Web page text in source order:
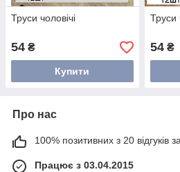
Труси чоловічі
54 ₴
Купити
Труси
54₴
Про нас
100% позитивних з 20 відгуків
Працює з 03.04.2015